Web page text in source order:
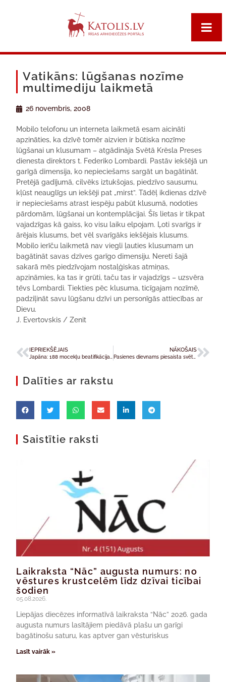
Vatikāns: lūgšanas nozīme
multimediju laikmetā
26 novembris, 2008
Mobilo telofonu un interneta laikmetā esam aicināti
apzināties, ka dzīvē tomēr aizvien ir būtiska nozīme
lūgšanai un klusumam – atgādināja Svētā Krēsla Preses
dienesta direktors t. Federiko Lombardi. Pastāv iekšējā un
garīgā dimensija, ko nepieciešams sargāt un bagātināt.
Pretējā gadījumā, cilvēks iztukšojas, piedzīvo sausumu,
kļūst neauglīgs un iekšēji pat „mirst”. Tādēļ ikdienas dzīvē
ir nepieciešams atrast iespēju pabūt klusumā, nodoties
pārdomām, lūgšanai un kontemplācijai. Šīs lietas ir tikpat
vajadzīgas kā gaiss, ko visu laiku elpojam. Ļoti svarīgs ir
ārējais klusums, bet vēl svarīgāks iekšējais klusums.
Mobilo ierīču laikmetā nav viegli ļauties klusumam un
bagātināt savas dzīves garīgo dimensiju. Nereti šajā
sakarā mēs piedzīvojam nostaļģiskas atmiņas,
apzināmies, ka tas ir grūti, taču tas ir vajadzīgs – uzsvēra
tēvs Lombardi. Tiekties pēc klusuma, ticīgajam nozīmē,
padziļināt savu lūgšanu dzīvi un personīgās attiecības ar
Dievu.
J. Evertovskis / Zenit
IEPRIEKŠĒJAIS NĀKOŠAIS
Dalīties ar rakstu
Saistītie raksti
Laikraksta “Nāc” augusta numurs: no
vēstures krustcelēm līdz dzīvai ticībai
šodien
05.08.2026.
Liepājas diecēzes informatīvā laikraksta “Nāc” 2026. gada
augusta numurs lasītājiem piedāvā plašu un garīgi
bagātinošu saturu, kas aptver gan vēsturiskus
Lasīt vairāk »